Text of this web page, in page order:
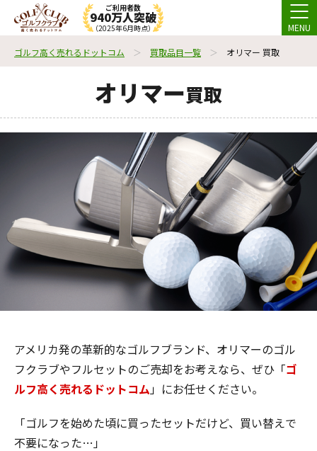
ご利用者数
940万人突破
（2025年6月時点） MENU
ゴルフ高く売れるドットコム 買取品目一覧 オリマー 買取
オリマー買取
アメリカ発の革新的なゴルフブランド、オリマーのゴル
フクラブやフルセットのご売却をお考えなら、ぜひ「ゴ
ルフ高く売れるドットコム」にお任せください。
「ゴルフを始めた頃に買ったセットだけど、買い替えで
不要になった…」